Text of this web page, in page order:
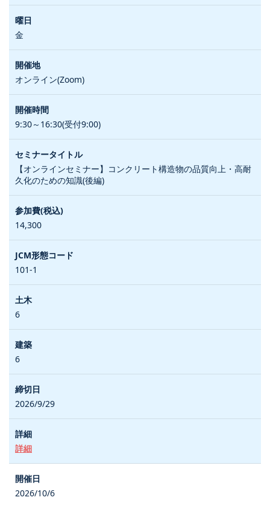
金
オンライン(Zoom)
9:30～16:30(受付9:00)
【オンラインセミナー】コンクリート構造物の品質向上・高耐
久化のための知識(後編)
14,300
101-1
6
6
2026/9/29
詳細
2026/10/6